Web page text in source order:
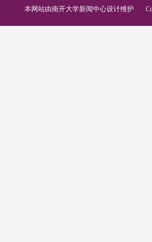
本网站由南开大学新闻中心设计维护